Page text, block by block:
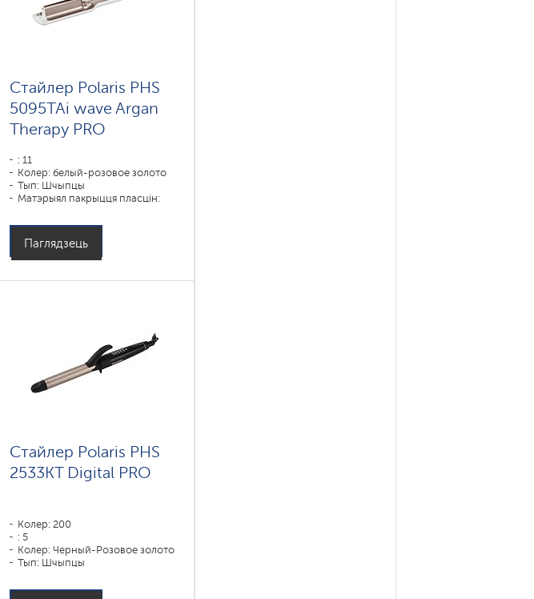
Стайлер Polaris PHS
5095TAi wave Argan
Therapy PRO
: 11
Колер: белый-розовое золото
Тып: Шчыпцы
Матэрыял пакрыцця пласцін:
Магутнасць, Вт: 80
Паглядзець
Стайлер Polaris PHS
2533KT Digital PRO
Колер: 200
: 5
Колер: Черный-Розовое золото
Тып: Шчыпцы
DUO CERAMIC